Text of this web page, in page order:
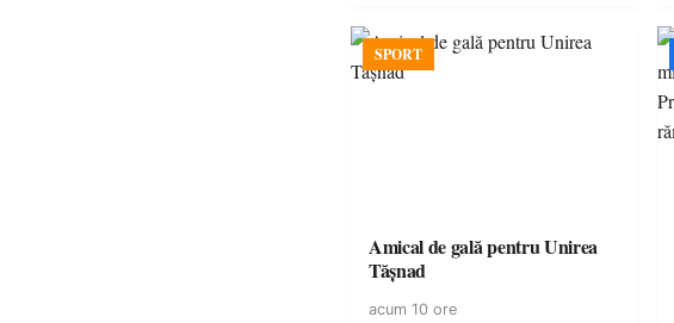
SPORT
Amical de gală pentru Unirea
Tășnad
acum 10 ore